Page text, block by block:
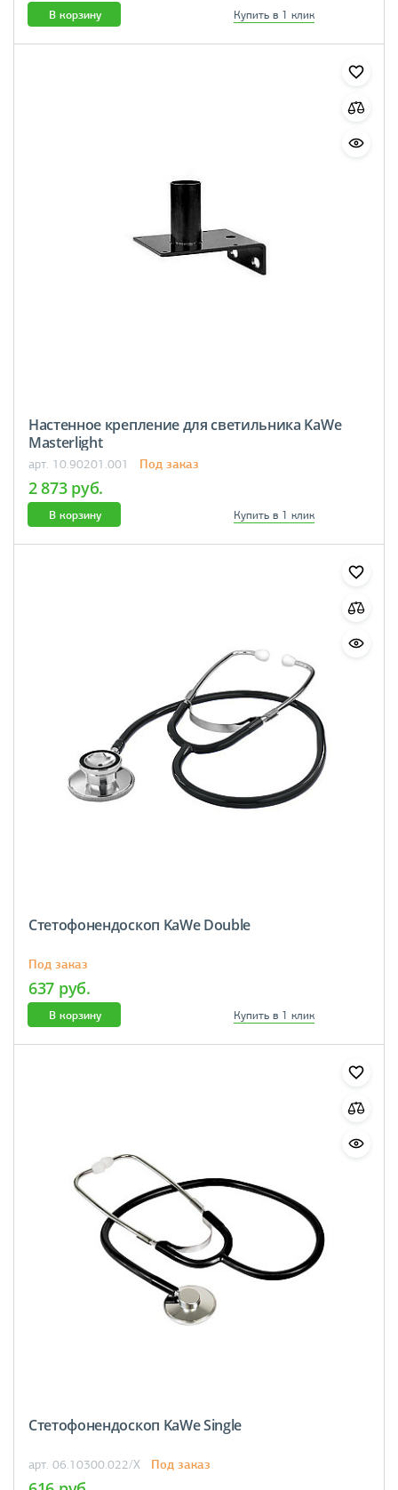
В корзину Купить в 1 клик
Настенное крепление для светильника KaWe
Masterlight
арт. 10.90201.001 Под заказ
2 873 руб.
В корзину Купить в 1 клик
Стетофонендоскоп KaWe Double
Под заказ
637 руб.
В корзину Купить в 1 клик
Стетофонендоскоп KaWe Single
арт. 06.10300.022/X Под заказ